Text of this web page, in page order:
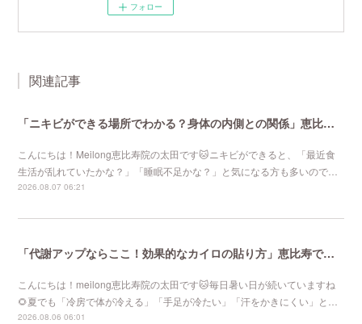
フォロー
関連記事
「ニキビができる場所でわかる？身体の内側との関係」恵比寿で口コミNo 1美容鍼灸ならmeilong
こんにちは！Meilong恵比寿院の太田です🐱ニキビができると、「最近食
生活が乱れていたかな？」「睡眠不足かな？」と気になる方も多いので…
2026.08.07 06:21
「代謝アップならここ！効果的なカイロの貼り方」恵比寿で口コミNo 1美容鍼灸ならmeilong
こんにちは！meilong恵比寿院の太田です🐱毎日暑い日が続いていますね
🌻夏でも「冷房で体が冷える」「手足が冷たい」「汗をかきにくい」と…
2026.08.06 06:01